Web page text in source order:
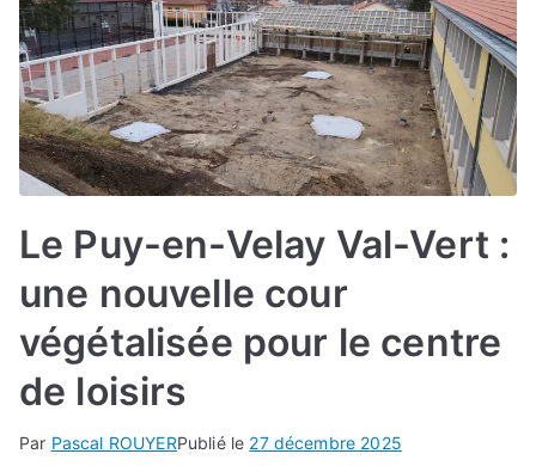
Le Puy-en-Velay Val-Vert :
une nouvelle cour
végétalisée pour le centre
de loisirs
Par Pascal ROUYERPublié le 27 décembre 2025